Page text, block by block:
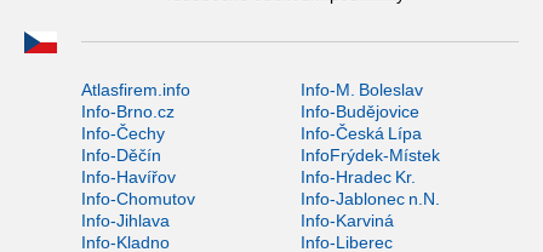
Atlasfirem.info
Info-M. Boleslav
Info-Brno.cz
Info-Budějovice
Info-Čechy
Info-Česká Lípa
Info-Děčín
InfoFrýdek-Místek
Info-Havířov
Info-Hradec Kr.
Info-Chomutov
Info-Jablonec n.N.
Info-Jihlava
Info-Karviná
Info-Kladno
Info-Liberec